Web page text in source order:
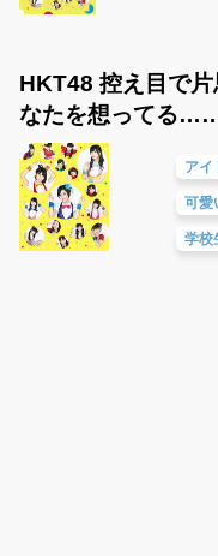
HKT48 控え目で
なたを想ってる
アイ
可愛
学校